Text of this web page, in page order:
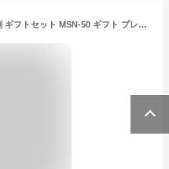
純ケミファ 名湯旅情 薬用 入浴剤 ギフトセット MSN-50 ギフト プレゼント 贈り物 贈答 包装 熨斗 のし 無料 【LOI】